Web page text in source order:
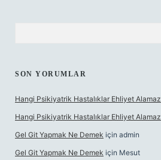
SON YORUMLAR
Hangi Psikiyatrik Hastalıklar Ehliyet Alamaz
Hangi Psikiyatrik Hastalıklar Ehliyet Alamaz
Gel Git Yapmak Ne Demek için admin
Gel Git Yapmak Ne Demek için Mesut